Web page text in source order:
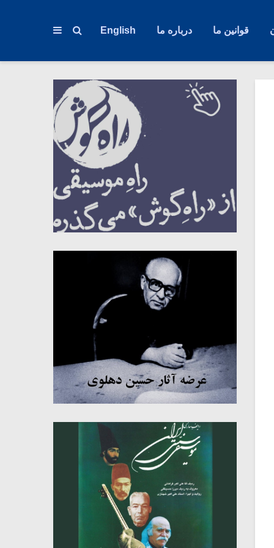
قوانین ما درباره ما English
میکلوش روژا